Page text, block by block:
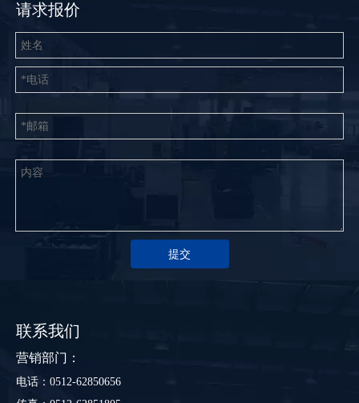
请求报价
提交
联系我们
营销部门：
电话：0512-62850656